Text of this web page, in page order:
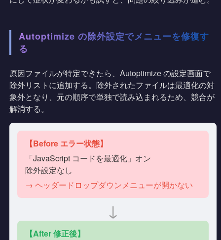
Autoptimize の除外設定でメニューを修復す
る
原因ファイルが特定できたら、Autoptimize の設定画面で
除外リストに追加する。除外されたファイルは最適化の対
象外となり、元の順序で単独で読み込まれるため、競合が
解消する。
【Before エラー状態】
「JavaScript コードを最適化」オン
除外設定なし
→ ヘッダードロップダウンメニューが開かない
↓
【After 修正後】